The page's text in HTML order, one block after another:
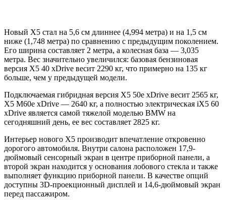
Новый X5 стал на 5,6 см длиннее (4,994 метра) и на 1,5 см
ниже (1,748 метра) по сравнению с предыдущим поколением.
Его ширина составляет 2 метра, а колесная база — 3,035
метра. Вес значительно увеличился: базовая бензиновая
версия X5 40 xDrive весит 2290 кг, что примерно на 135 кг
больше, чем у предыдущей модели.
Подключаемая гибридная версия X5 50e xDrive весит 2565 кг,
X5 M60e xDrive — 2640 кг, а полностью электрическая iX5 60
xDrive является самой тяжелой моделью BMW на
сегодняшний день, ее вес составляет 2825 кг.
Интерьер нового X5 производит впечатление откровенно
дорогого автомобиля. Внутри салона расположен 17,9-
дюймовый сенсорный экран в центре приборной панели, а
второй экран находится у основания лобового стекла и также
выполняет функцию приборной панели. В качестве опций
доступны 3D-проекционный дисплей и 14,6-дюймовый экран
перед пассажиром.